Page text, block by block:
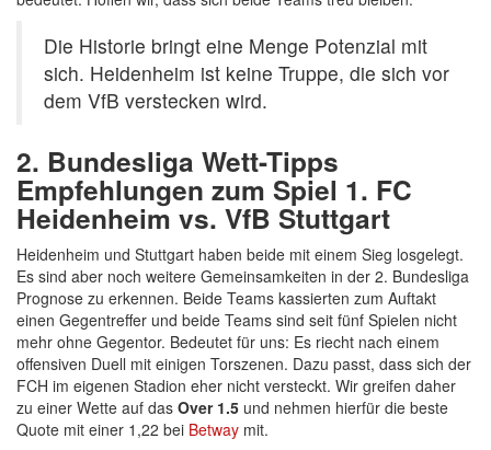
Die Historie bringt eine Menge Potenzial mit
sich. Heidenheim ist keine Truppe, die sich vor
dem VfB verstecken wird.
2. Bundesliga Wett-Tipps
Empfehlungen zum Spiel 1. FC
Heidenheim vs. VfB Stuttgart
Heidenheim und Stuttgart haben beide mit einem Sieg losgelegt.
Es sind aber noch weitere Gemeinsamkeiten in der 2. Bundesliga
Prognose zu erkennen. Beide Teams kassierten zum Auftakt
einen Gegentreffer und beide Teams sind seit fünf Spielen nicht
mehr ohne Gegentor. Bedeutet für uns: Es riecht nach einem
offensiven Duell mit einigen Torszenen. Dazu passt, dass sich der
FCH im eigenen Stadion eher nicht versteckt. Wir greifen daher
zu einer Wette auf das Over 1.5 und nehmen hierfür die beste
Quote mit einer 1,22 bei Betway mit.